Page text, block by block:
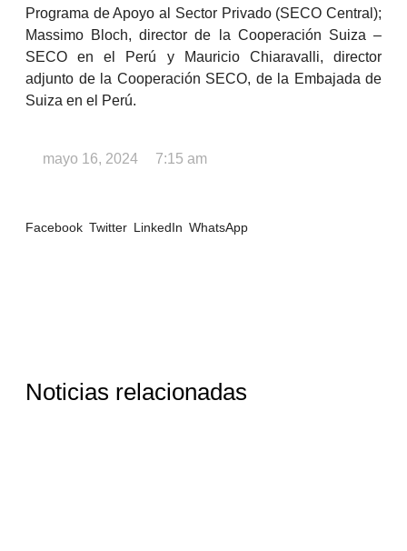
Programa de Apoyo al Sector Privado (SECO Central);
Massimo Bloch, director de la Cooperación Suiza –
SECO en el Perú y Mauricio Chiaravalli, director
adjunto de la Cooperación SECO, de la Embajada de
Suiza en el Perú.
mayo 16, 2024 7:15 am
Facebook Twitter LinkedIn WhatsApp
Noticias relacionadas